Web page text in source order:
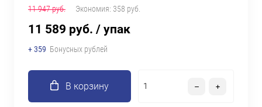
11 947 руб. Экономия: 358 руб.
11 589 руб. / упак
+ 359 Бонусных рублей
В корзину